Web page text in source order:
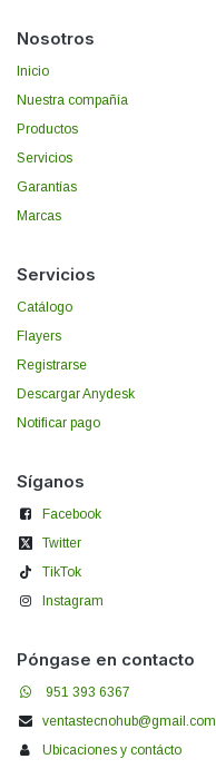
Nosotros
Inicio
Nuestra compañía
Productos
Servicios
Garantías
Marcas
Servicios
Catálogo
Flayers
Registrarse
Descargar Anydesk
Notificar pago
Síganos
Facebook
Twitter
TikTok
Instagram
Póngase en contacto
951 393 6367
ventastecnohub@gmail.com
Ubicaciones y contácto